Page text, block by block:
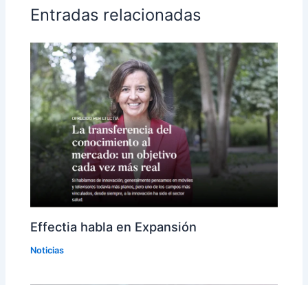
Entradas relacionadas
Effectia habla en Expansión
Noticias